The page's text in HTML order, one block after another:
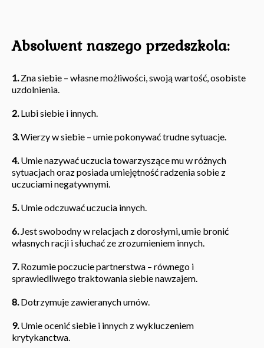
Absolwent naszego przedszkola:
1.Zna siebie – własne możliwości, swoją wartość, osobiste
uzdolnienia.
2.Lubi siebie i innych.
3.Wierzy w siebie – umie pokonywać trudne sytuacje.
4.Umie nazywać uczucia towarzyszące mu w różnych
sytuacjach oraz posiada umiejętność radzenia sobie z
uczuciami negatywnymi.
5.Umie odczuwać uczucia innych.
6.Jest swobodny w relacjach z dorosłymi, umie bronić
własnych racji i słuchać ze zrozumieniem innych.
7.Rozumie poczucie partnerstwa – równego i
sprawiedliwego traktowania siebie nawzajem.
8.Dotrzymuje zawieranych umów.
9.Umie ocenić siebie i innych z wykluczeniem
krytykanctwa.